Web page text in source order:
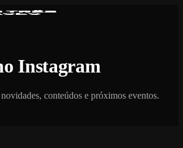
Instagram
conteúdos e próximos eventos.